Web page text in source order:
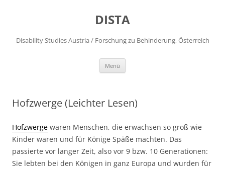
DISTA
Disability Studies Austria / Forschung zu Behinderung, Österreich
Menü
Hofzwerge (Leichter Lesen)
Hofzwerge waren Menschen, die erwachsen so groß wie
Kinder waren und für Könige Späße machten. Das
passierte vor langer Zeit, also vor 9 bzw. 10 Generationen:
Sie lebten bei den Königen in ganz Europa und wurden für